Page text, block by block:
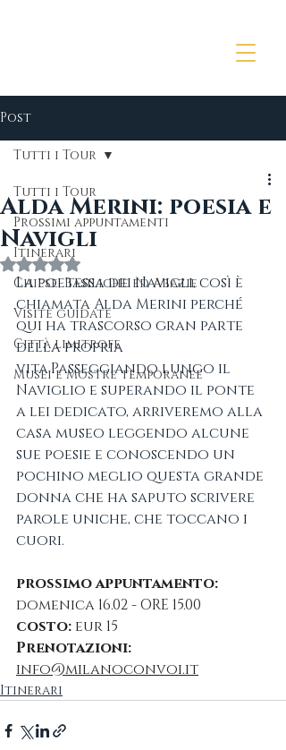
Post
Tutti i Tour
Prossimi appuntamenti
Itinerari
Chiese, Basiliche ed Abazie
Visite guidate
Città limitrofe
Musei e Mostre temporanee
Tutti i Tour
Alda Merini: poesia e
Navigli
Valutazione NaN stelle su 5.
La poetessa dei Navigli, così è
chiamata Alda Merini perché
qui ha trascorso gran parte
della propria
vita.Passeggiando lungo il
Naviglio e superando il ponte
a lei dedicato, arriveremo alla
casa museo leggendo alcune
sue poesie e conoscendo un
pochino meglio questa grande
donna che ha saputo scrivere
parole uniche, che toccano i
cuori.
prossimo appuntamento:
domenica 16.02 - ORE 15.00
costo: eur 15
Prenotazioni:
info@milanoconvoi.it
Itinerari